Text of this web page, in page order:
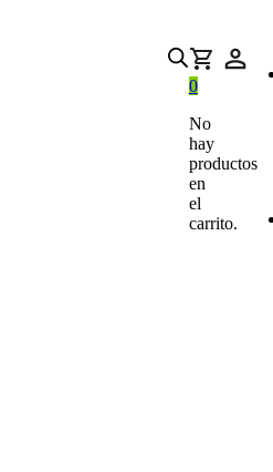
0
No
hay
productos
en
el
carrito.